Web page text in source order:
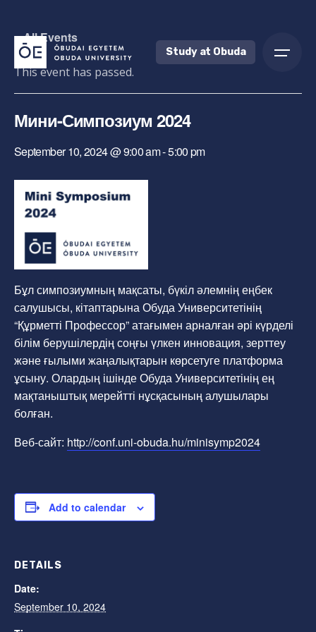
content
Study at Obuda
« All Events
This event has passed.
Мини-Симпозиум 2024
September 10, 2024 @ 9:00 am-5:00 pm
Бұл симпозиумның мақсаты, бүкіл әлемнің еңбек
салушысы, кітаптарына Обуда Университетінің
“Құрметті Профессор” атағымен арналған әрі күрделі
білім берушілердің соңғы үлкен инновация, зерттеу
және ғылыми жаңалықтарын көрсетуге платформа
ұсыну. Олардың ішінде Обуда Университетінің ең
мақтаныштық мерейтті нұсқасының алушылары
болған.
Веб-сайт: http://conf.uni-obuda.hu/minisymp2024
Add to calendar
DETAILS
Date:
September 10, 2024